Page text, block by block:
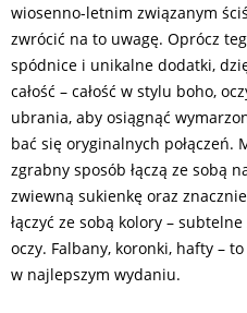
wiosenno-letnim związanym
zwrócić na to uwagę. Oprócz
spódnice i unikalne dodatki,
całość – całość w stylu boho,
ubrania, aby osiągnąć
bać się oryginalnych połączeń.
zgrabny sposób łączą ze sobą
zwiewną sukienkę oraz
łączyć ze sobą kolory –
oczy. Falbany, koronki, hafty –
w najlepszym wydaniu.